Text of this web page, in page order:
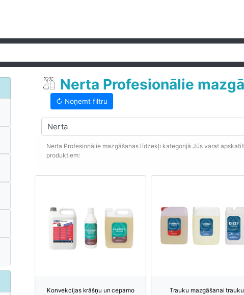
Nerta Profesionālie
↻ Noņemt filtru
Nerta Profesionālie mazgāšanas līdzekļi kategorijā Jūs varat
produktiem:
Konvekcijas krāšņu un cepamo Trauku mazgāšanai trauku